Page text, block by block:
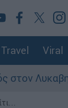
Travel Viral